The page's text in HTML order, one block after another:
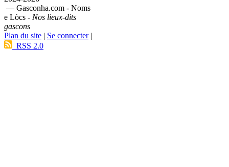
— Gasconha.com - Noms
e Lòcs - Nos lieux-dits
gascons
Plan du site | Se connecter|
RSS 2.0